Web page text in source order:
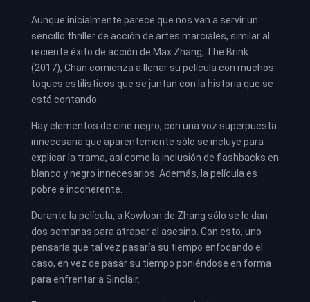
Aunque inicialmente parece que nos van a servir un
sencillo thriller de acción de artes marciales, similar al
reciente éxito de acción de Max Zhang, The Brink
(2017), Chan comienza a llenar su película con muchos
toques estilísticos que se juntan con la historia que se
está contando.
Hay elementos de cine negro, con una voz superpuesta
innecesaria que aparentemente sólo se incluye para
explicar la trama, así como la inclusión de flashbacks en
blanco y negro innecesarios. Además, la película es
pobre e incoherente.
Durante la película, a Kowloon de Zhang sólo se le dan
dos semanas para atrapar al asesino. Con esto, uno
pensaría que tal vez pasaría su tiempo enfocando el
caso, en vez de pasar su tiempo poniéndose en forma
para enfrentar a Sinclair.